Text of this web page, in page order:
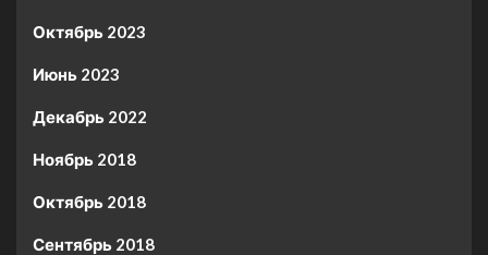
Октябрь 2023
Июнь 2023
Декабрь 2022
Ноябрь 2018
Октябрь 2018
Сентябрь 2018